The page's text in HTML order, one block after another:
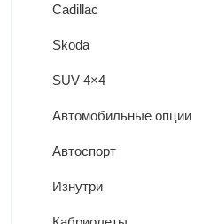
Cadillac
Skoda
SUV 4×4
Автомобильные опции
Автоспорт
Изнутри